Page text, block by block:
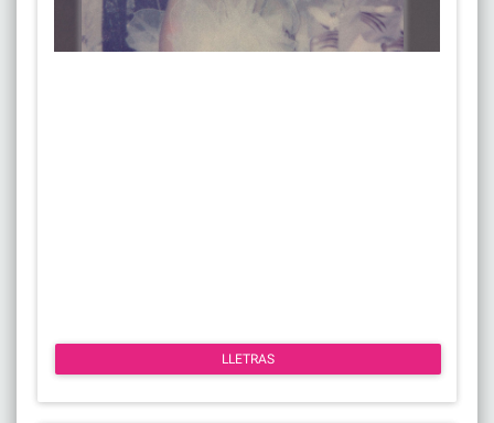
LLETRAS